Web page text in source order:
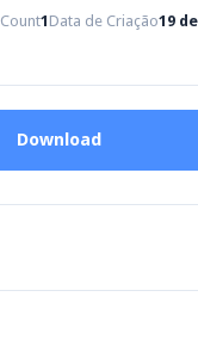
1 Data de Criação19
Download